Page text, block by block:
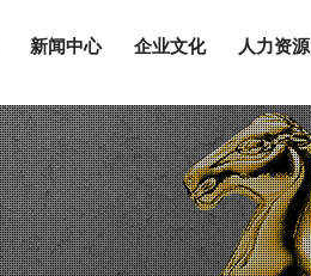
董事长致辞 发展历程
产许可证 三位一体体系认证
纪 青城建工 中基久瑞
新闻中心
集团新闻 行业资讯
企业文化
集团文化 党群建设
人力资源
人才战略 人才理念
联系我们